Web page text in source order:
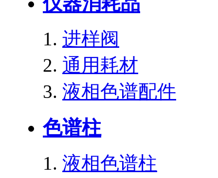
进样阀
通用耗材
液相色谱配件
色谱柱
液相色谱柱